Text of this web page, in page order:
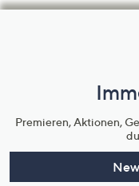
Premieren, Aktionen,